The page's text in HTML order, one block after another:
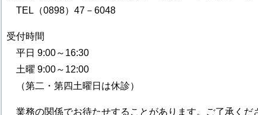
TEL（0898）47－6048
受付時間
平日 9:00～16:30
土曜 9:00～12:00
（第二・第四土曜日は休診）
業務の関係でお待たせすることがあります。ご了承くだ